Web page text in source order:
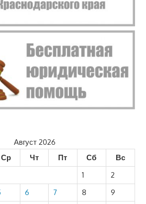
Август 2026
Ср Чт Пт Сб
Вс
1
2
6 7 8
9